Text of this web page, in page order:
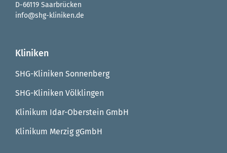
D-66119 Saarbrücken
info@shg-kliniken.de
Kliniken
SHG-Kliniken Sonnenberg
SHG-Kliniken Völklingen
Klinikum Idar-Oberstein GmbH
Klinikum Merzig gGmbH